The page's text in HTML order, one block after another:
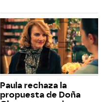
Paula rechaza la
propuesta de Doña